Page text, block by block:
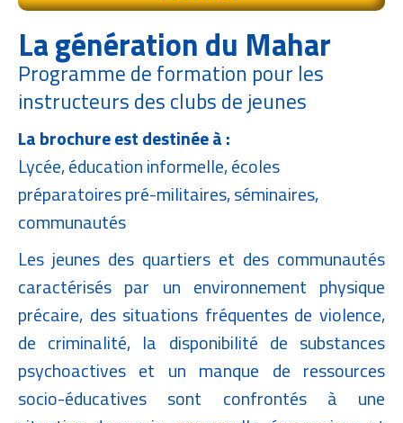
La génération du Mahar
Programme de formation pour les
instructeurs des clubs de jeunes
La brochure est destinée à :
Lycée, éducation informelle, écoles
préparatoires pré-militaires, séminaires,
communautés
Les jeunes des quartiers et des communautés
caractérisés par un environnement physique
précaire, des situations fréquentes de violence,
de criminalité, la disponibilité de substances
psychoactives et un manque de ressources
socio-éducatives sont confrontés à une